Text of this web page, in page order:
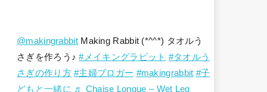
@makingrabbitMaking Rabbit (*^^*) タオルう
さぎを作ろう♪#メイキングラビット #タオルう
さぎの作り方 #主婦ブロガー #makingrabbit #子
どもと一緒に ♬ Chaise Longue – Wet Leg